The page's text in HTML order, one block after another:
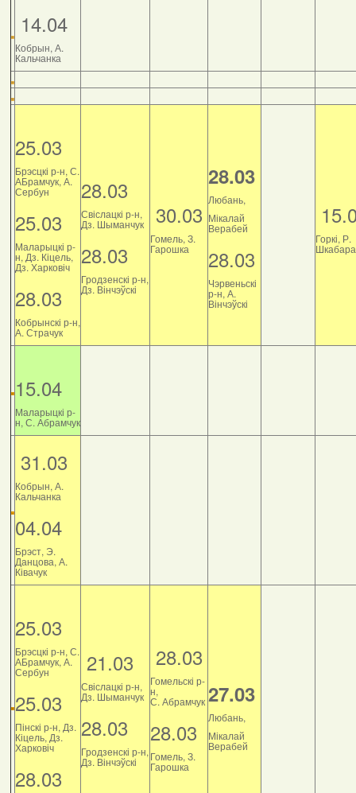
14.04
Кобрын, А.
Кальчанка
25.03
Брэсцкі р-н, С.
АБрамчук, А.
Сербун
25.03
Маларыцкі р-
н, Дз. Кіцель,
Дз. Харковіч
28.03
Кобрынскі р-н,
А. Страчук
28.03
Свіслацкі р-н,
Дз. Шыманчук
28.03
Гродзенскі р-н,
Дз. Вінчэўскі
30.03
Гомель, З.
Гарошка
28.03
Любань,
Мікалай
Верабей
28.03
Чэрвеньскі
р-н, А.
Вінчэўскі
Горкі, Р.
Шкабара
15.04
Маларыцкі р-
н, С. Абрамчук
31.03
Кобрын, А.
Кальчанка
04.04
Брэст, Э.
Данцова, А.
Ківачук
25.03
Брэсцкі р-н, С.
АБрамчук, А.
Сербун
25.03
Пінскі р-н, Дз.
Кіцель, Дз.
Харковіч
28.03
21.03
Свіслацкі р-н,
Дз. Шыманчук
28.03
Гродзенскі р-н,
Дз. Вінчэўскі
28.03
Гомельскі р-
н,
С. Абрамчук
28.03
Гомель, З.
Гарошка
27.03
Любань,
Мікалай
Верабей